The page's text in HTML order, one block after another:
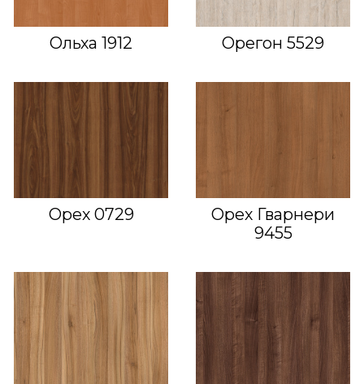
Ольха 1912 Орегон 5529
Орех 0729
Орех Гварнери
9455